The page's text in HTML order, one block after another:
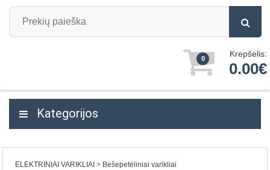
0 Krepšelis:
0.00€
Kategorijos
ELEKTRINIAI VARIKLIAI Bešepetėliniai varikliai